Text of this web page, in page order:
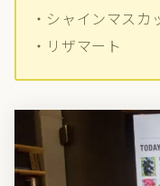
・シャインマスカ
・リザマート